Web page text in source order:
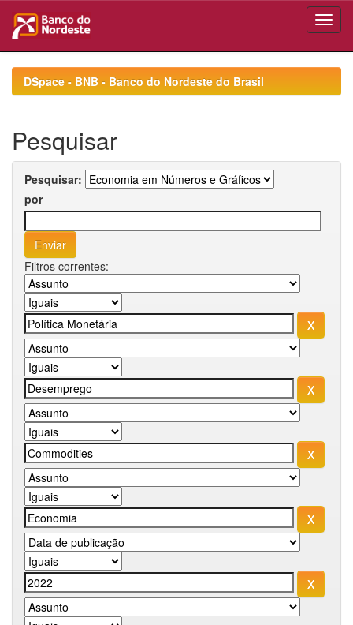
navigationDSpace - BNB - Banco do Nordeste do Brasil
Pesquisar
Pesquisar:
por
Filtros correntes: